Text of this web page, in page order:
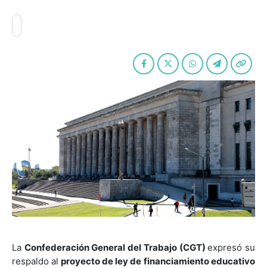
La Confederación General del Trabajo (CGT)expresó su
respaldo al proyecto de ley de financiamiento educativo